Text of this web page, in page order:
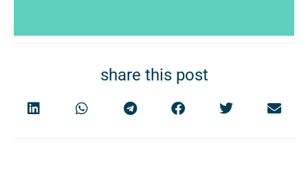
share this post